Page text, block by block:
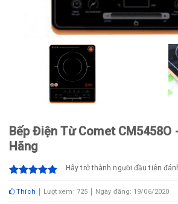
Bếp Điện Từ Comet CM5458O
Hãng
Hãy trở thành người đầu tiên
Thích Lượt xem: 725 Ngày đăng: 19/06/2020